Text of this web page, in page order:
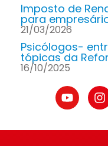
Imposto de
para
21/03/2026
Psicólogos-
tópicas da
16/10/2025